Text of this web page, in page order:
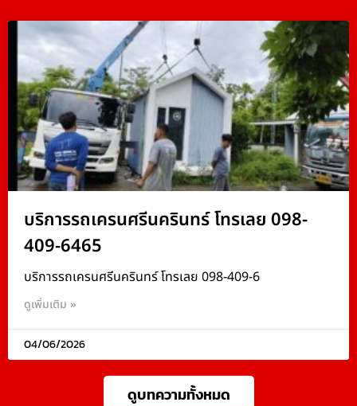
บริการรถเครนศรีนครินทร์ โทรเลย 098-
409-6465
บริการรถเครนศรีนครินทร์ โทรเลย 098-409-6
ดูเพิ่มเติม »
04/06/2026
ดูบทความทั้งหมด